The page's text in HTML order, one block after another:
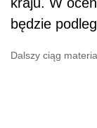
będzie
Dalszy ciąg